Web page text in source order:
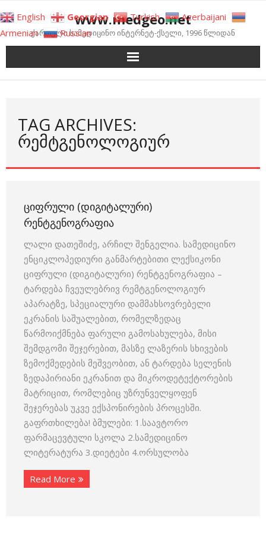
to
content
www.medgeo.net
ქართული სამედიცინო ინტერნეტ-ქსელი, 1996 წლიდან
TAG ARCHIVES:
ᲠᲔᲛᲢᲒᲔᲜᲝᲚᲝᲒᲘᲣᲠ
ᲪᲘᲤᲠᲣᲚᲘ (ᲓᲘᲒᲘᲢᲐᲚᲣᲠᲘ)
ᲠᲔᲜᲢᲒᲔᲜᲝᲒᲠᲐᲤᲘᲐ
ლალი დათეშიძე, არჩილ შენგელია. სამედიცინო
ენციკლოპედიური განმარტებითი ლექსიკონი
ციფრული (დიგიტალური) რენტგენოგრაფია –
ტარდება ჩვეულებრივ რემტგენოლოგიურ
აპარატზე, სპეციალური დამმახსოვრებელი
ეკრანის საშუალებით, რომელზედაც
წარმოიქმნება ფარული გამოსახულება, მისი
შემდგომი შეჯერებით, მასზე ლაზერის სხივების
ზემოქმედების მეშვეობით, ან ტარდება სელენის
ზედაპირიანი ეკრანით და მიკროდეტექტორების
მატრიცით, რომლებიც უზრუნველყოფენ
შეჯერებას უკვე ექსპონირების პროცესში.
გაფრთხილება! ბმულები: 1.საავტორო
ფარმაცევტული სკოლა 2.სამედიცინო
ლიტერატურა 3.დიეტები 4.ორსულობა
Read More
English Georgian Turkish
Azerbaijani
Armenian
Russian